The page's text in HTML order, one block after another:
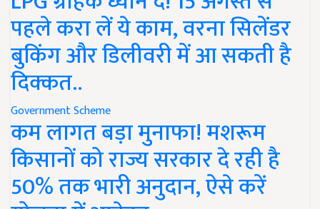
पहले करा लें ये काम, वरना सिलेंडर
बुकिंग और डिलीवरी में आ सकती है
दिक्कत..
Government Scheme
कम लागत बड़ा मुनाफा! मशरूम
किसानों को राज्य सरकार दे रही है
50% तक भारी अनुदान, ऐसे करें